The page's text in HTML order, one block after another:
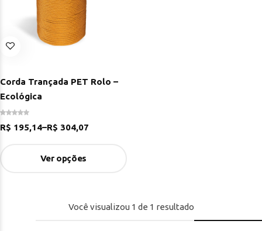
Corda Trançada PET Rolo –
Ecológica
R$ 195,14–R$ 304,07
Ver opções
Você visualizou 1 de 1 resultado